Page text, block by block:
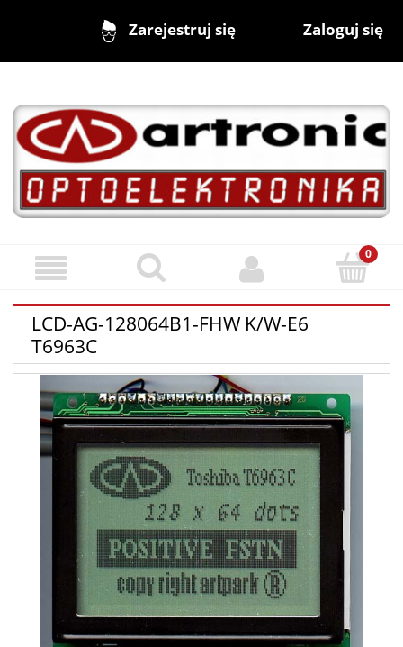
Zarejestruj się Zaloguj się
LCD-AG-128064B1-FHW K/W-E6
T6963C